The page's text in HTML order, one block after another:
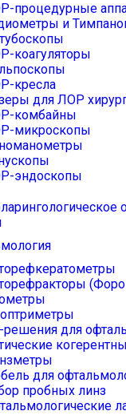
процедурные
и
коагуляторы
кресла
для ЛОР
комбайны
микроскопы
эндоскопы
для
для
пробных линз